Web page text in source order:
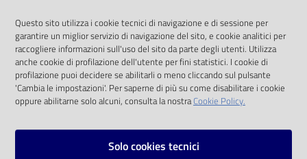
Eventi
Chiedi al
bibliotecario
solo alle condizioni previste dalla direttiva
comunitaria 2003/98/CE e dal d.lgs. 36/2006
SOCIAL
Instagram
Questo sito utilizza i cookie tecnici di navigazione e di sessione per
garantire un miglior servizio di navigazione del sito, e cookie analitici per
raccogliere informazioni sull'uso del sito da parte degli utenti. Utilizza
anche cookie di profilazione dell'utente per fini statistici. I cookie di
profilazione puoi decidere se abilitarli o meno cliccando sul pulsante
'Cambia le impostazioni'. Per saperne di più su come disabilitare i cookie
oppure abilitarne solo alcuni, consulta la nostraCookie Policy.
Solo cookies tecnici